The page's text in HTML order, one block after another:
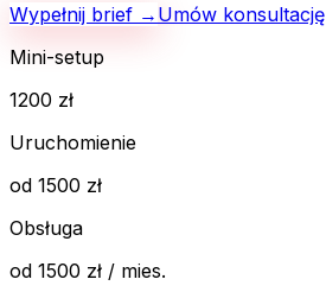
Wypełnij brief → Umów konsultację
Mini-setup
1200 zł
Uruchomienie
od 1500 zł
Obsługa
od 1500 zł / mies.